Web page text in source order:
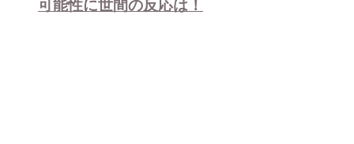
可能性に世間の反応は！